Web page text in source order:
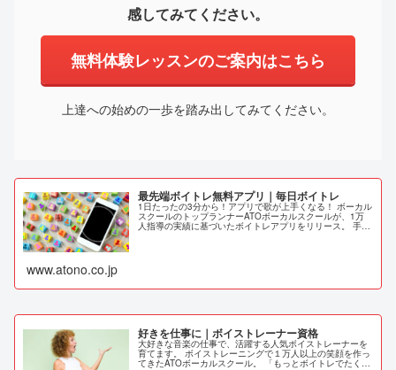
感してみてください。
無料体験レッスンのご案内はこちら
上達への始めの一歩を踏み出してみてください。
最先端ボイトレ無料アプリ｜毎日ボイトレ
1日たったの3分から！アプリで歌が上手くなる！ ボーカル
スクールのトップランナーATOボーカルスクールが、1万
人指導の実績に基づいたボイトレアプリをリリース。 手軽
www.atono.co.jp
好きを仕事に｜ボイストレーナー資格
大好きな音楽の仕事で、活躍する人気ボイストレーナーを
育てます。 ボイストレーニングで１万人以上の笑顔を作っ
てきたATOボーカルスクール。 「もっとボイトレでたくさ